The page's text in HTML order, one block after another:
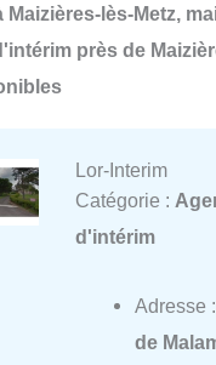
Maizières-lès-Metz,
près de
Lor-Interim
Catégorie :
d'intérim
Adresse :
de